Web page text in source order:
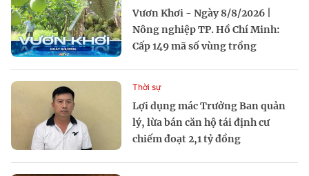
Vươn Khơi - Ngày 8/8/2026 |
Nông nghiệp TP. Hồ Chí Minh:
Cấp 149 mã số vùng trồng
Lợi dụng mác Trưởng Ban quản
lý, lừa bán căn hộ tái định cư
chiếm đoạt 2,1 tỷ đồng
Thời sự